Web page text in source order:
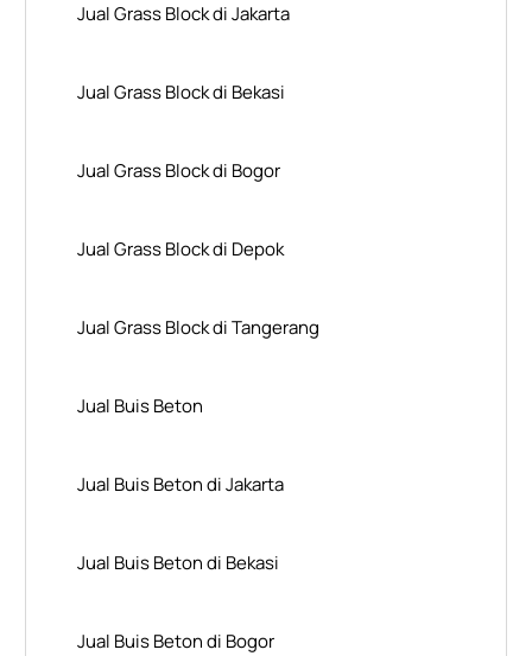
Jual Grass Block di Jakarta
Jual Grass Block di Bekasi
Jual Grass Block di Bogor
Jual Grass Block di Depok
Jual Grass Block di Tangerang
Jual Buis Beton
Jual Buis Beton di Jakarta
Jual Buis Beton di Bekasi
Jual Buis Beton di Bogor